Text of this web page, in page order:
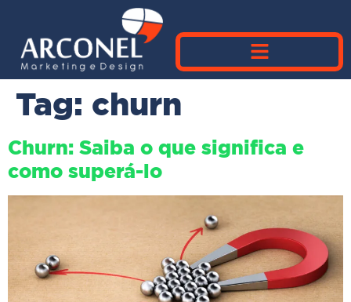
Tag: churn
Churn: Saiba o que significa e
como superá-lo